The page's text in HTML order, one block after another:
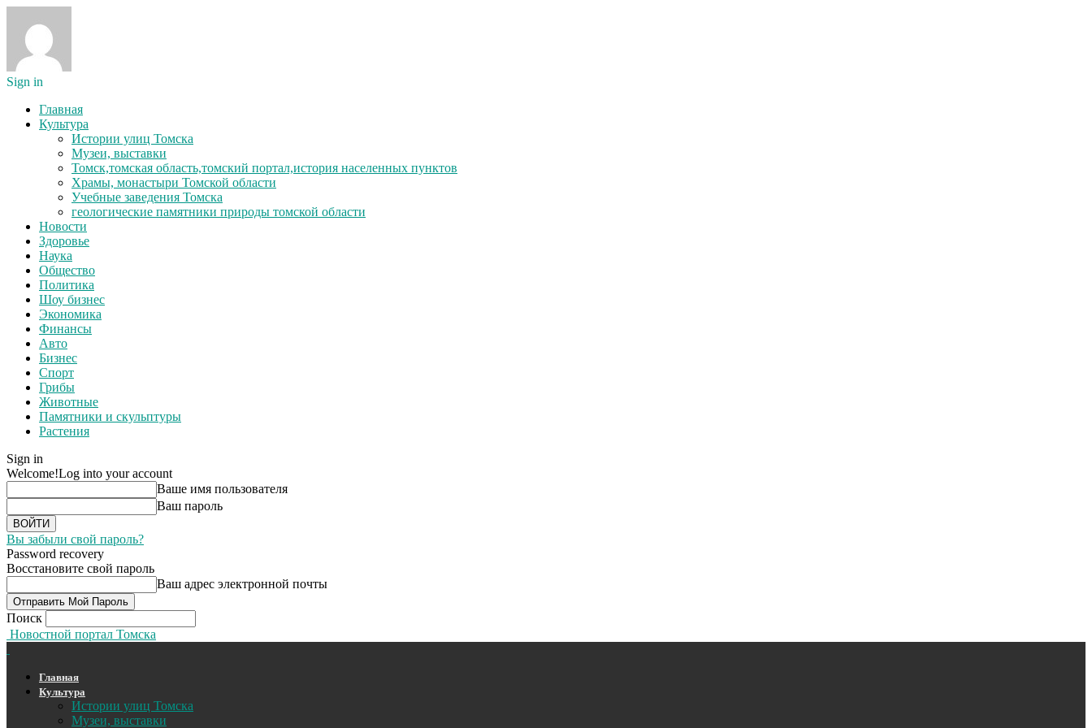
Sign in
Главная
Культура
Истории улиц Томска
Музеи, выставки
Томск,томская область,томский портал,история населенных пунктов
Храмы, монастыри Томской области
Учебные заведения Томска
геологические памятники природы томской области
Новости
Здоровье
Наука
Общество
Политика
Шоу бизнес
Экономика
Финансы
Авто
Бизнес
Спорт
Грибы
Животные
Памятники и скульптуры
Растения
Sign in
Welcome!Log into your account
Ваше имя пользователя
Ваш пароль
Вы забыли свой пароль?
Password recovery
Восстановите свой пароль
Ваш адрес электронной почты
Поиск
Новостной портал Томска
Главная
Культура
Истории улиц Томска
Музеи, выставки